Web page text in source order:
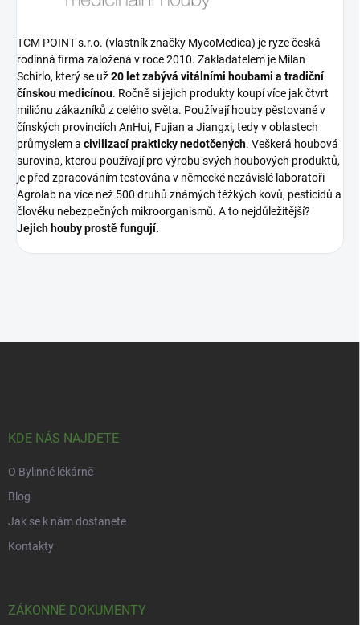
TCM POINT s.r.o. (vlastník značky MycoMedica) je ryze česká
rodinná firma založená v roce 2010. Zakladatelem je Milan
Schirlo, který se už20 let zabývá vitálními houbami a tradiční
čínskou medicínou. Ročně si jejich produkty koupí více jak čtvrt
miliónu zákazníků z celého světa. Používají houby pěstované v
čínských provinciích AnHui, Fujian a Jiangxi, tedy v oblastech
průmyslem a civilizací prakticky nedotčených. Veškerá houbová
surovina, kterou používají pro výrobu svých houbových produktů,
je před zpracováním testována v německé nezávislé laboratoři
Agrolab na více než 500 druhů známých těžkých kovů, pesticidů a
člověku nebezpečných mikroorganismů. A to nejdůležitější?
Jejich houby prostě fungují.
KDE NÁS NAJDETE
O Bylinné lékárně
Blog
Jak se k nám dostanete
Kontakty
ZÁKONNÉ DOKUMENTY